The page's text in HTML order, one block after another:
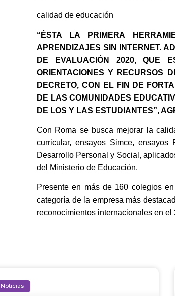
calidad de educación
“ÉSTA LA PRIMERA
APRENDIZAJES SIN INTERNET.
DE EVALUACIÓN 2020, QUE
ORIENTACIONES Y RECURSOS
DECRETO, CON EL FIN DE
DE LAS COMUNIDADES
DE LOS Y LAS ESTUDIANTES”,
Con Roma se busca mejorar la
curricular, ensayos Simce,
Desarrollo Personal y Social,
del Ministerio de Educación.
Presente en más de 160 colegios
categoría de la empresa más
reconocimientos internacionales en el
Noticias